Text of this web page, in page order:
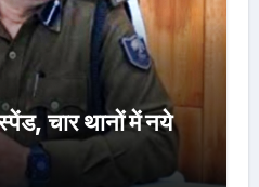
चार थानों में नये